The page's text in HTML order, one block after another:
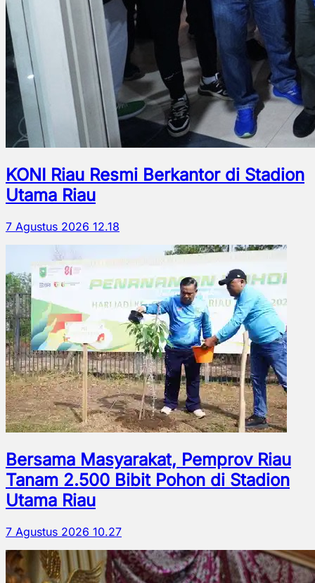
KONI Riau Resmi Berkantor di Stadion
Utama Riau
7 Agustus 2026 12.18
Bersama Masyarakat, Pemprov Riau
Tanam 2.500 Bibit Pohon di Stadion
Utama Riau
7 Agustus 2026 10.27